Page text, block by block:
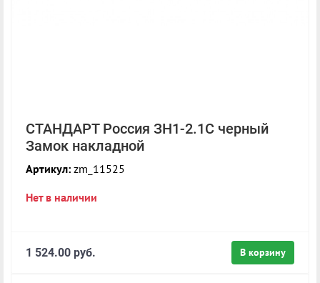
СТАНДАРТ Россия ЗН1-2.1С черный
Замок накладной
Артикул: zm_11525
Нет в наличии
В корзину
1 524.00 руб.